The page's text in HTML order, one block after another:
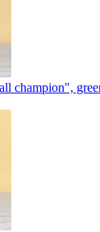
champion",